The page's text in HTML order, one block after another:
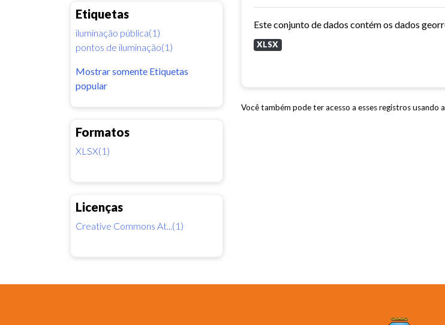
Etiquetas
iluminação pública(1)
pontos de iluminação(1)
Mostrar somente Etiquetas
popular
Formatos
XLSX(1)
Licenças
Creative Commons At...(1)
XLSX
Você também pode ter acesso a esses registros usando a